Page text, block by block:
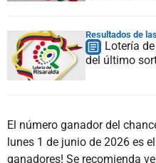
Resultados de
Lotería
del último
El número ganador del
lunes 1 de junio de 2026 es el
ganadores! Se recomienda